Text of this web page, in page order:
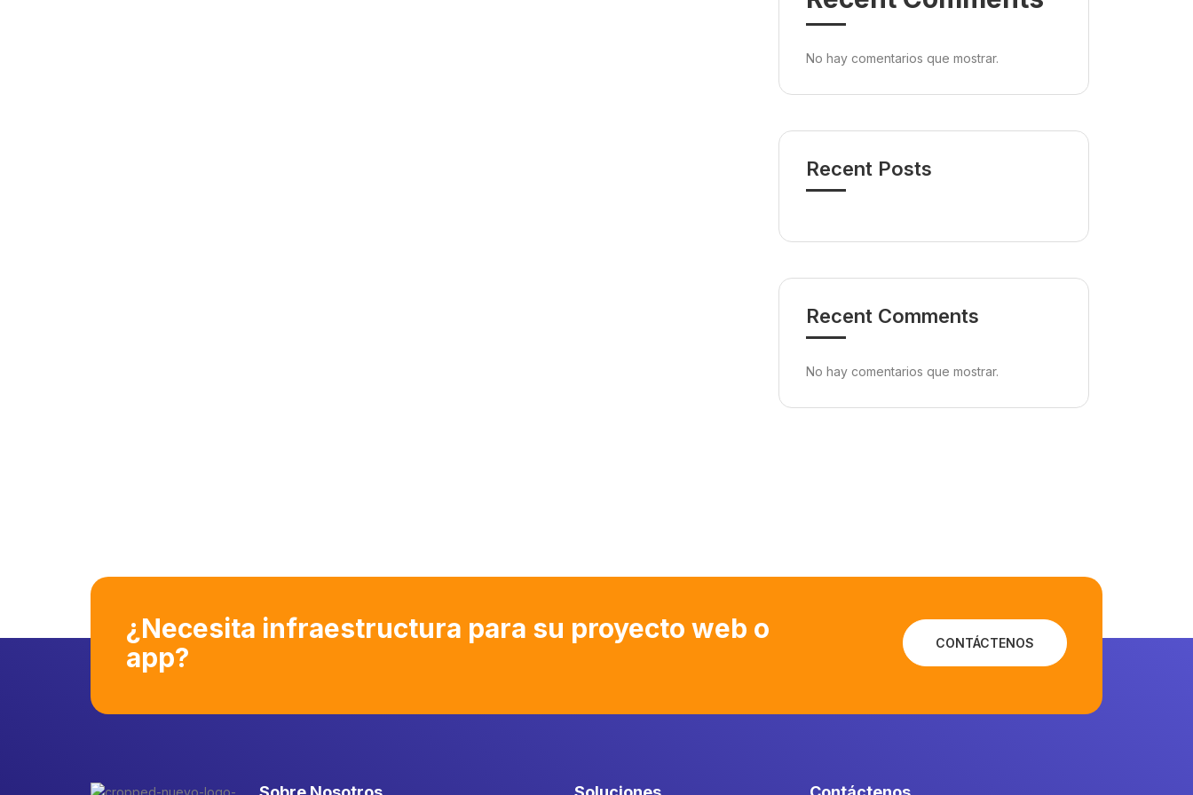
No hay comentarios que mostrar.
Recent Posts
Recent Comments
No hay comentarios que mostrar.
¿Necesita infraestructura para su proyecto web o
app?
CONTÁCTENOS